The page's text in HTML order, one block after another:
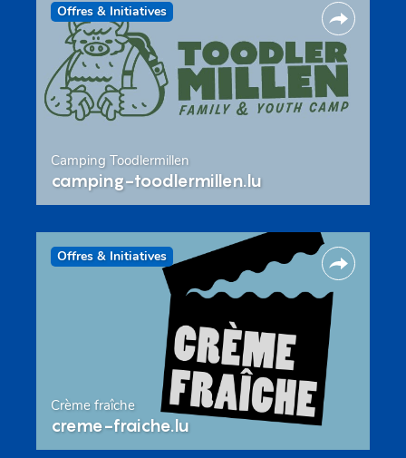
Offres & Initiatives
Camping Toodlermillen
camping-toodlermillen.lu
Offres & Initiatives
Crème fraîche
creme-fraiche.lu